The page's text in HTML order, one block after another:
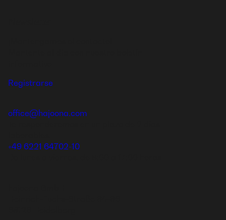
Registrarse
office@hajoona.com
+49 6221 64702-10